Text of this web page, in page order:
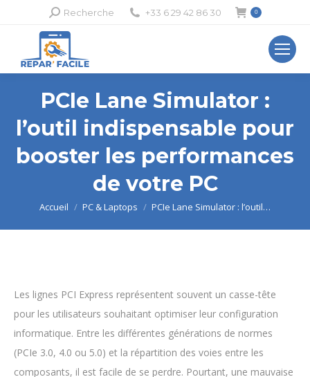
Recherche
Recherche +33 6 29 42 86 30 0
PCIe Lane Simulator :
l’outil indispensable pour
booster les performances
de votre PC
Vous êtes ici :
Accueil PC & Laptops PCIe Lane Simulator : l’outil…
Les lignes PCI Express représentent souvent un casse-tête
pour les utilisateurs souhaitant optimiser leur configuration
informatique. Entre les différentes générations de normes
(PCIe 3.0, 4.0 ou 5.0) et la répartition des voies entre les
composants, il est facile de se perdre. Pourtant, une mauvaise